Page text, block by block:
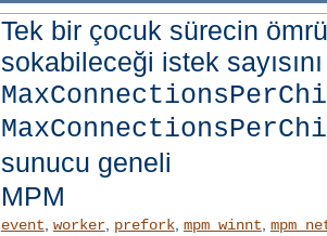
Tek bir çocuk sürecin
sokabileceği istek
sunucu geneli
MPM
event worker, prefork, mpm_winnt